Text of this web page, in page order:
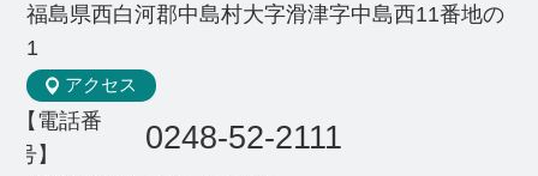
福島県西白河郡中島村大字滑津字中島西11番地の
1
アクセス
【電話番
号】
0248-52-2111